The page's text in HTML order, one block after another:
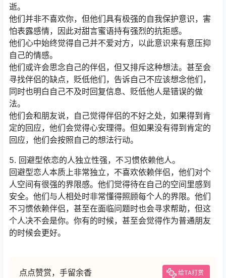
逝。
他们并非不喜欢你，但他们具有极强的自我保护意识，害
怕表露感情，因此对甜言蜜语持有强烈的抗拒感。
他们心中始终觉得自己并不爱对方，以此意识来有意压抑
自己的情感。
他们或许会思念自己的伴侣，但又排斥这种想法。甚至会
寻找伴侣的缺点，贬低他们，告诉自己不应该想念他们，
同时也明白自己不及时回复信息、贬低他人是错误的做
法。
他们会和朋友说，自己觉得伴侣的不好之处，如果得到肯
定的回应，他们会觉得心安理得。但如果没有得到肯定的
回应，他们会按照自己的想法行动。
5. 回避型依恋的人独立性强，不习惯依赖他人。
回避型恋人本质上非常独立，不喜欢依赖伴侣，他们对个
人空间有很强的界限感。他们觉得待在自己的空间里感到
安全。他们与人相处时非常懂得照顾每个人的界限。他们
不习惯依赖伴侣，甚至在面临问题时也会寻求帮助，但这
个人决不会是你。你有的时候，甚至会觉得作为普通朋友
的时候会更好。
点点赞赏，手留余香 给TA打赏